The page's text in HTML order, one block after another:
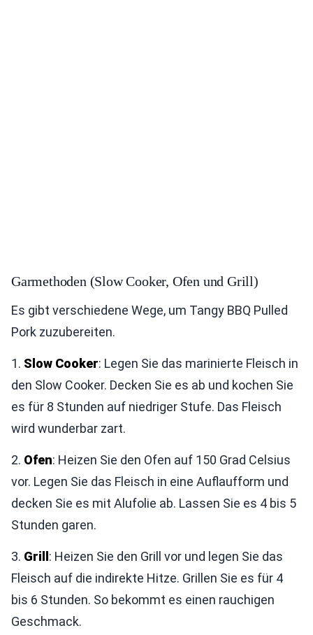
Garmethoden (Slow Cooker, Ofen und Grill)
Es gibt verschiedene Wege, um Tangy BBQ Pulled
Pork zuzubereiten.
1. Slow Cooker: Legen Sie das marinierte Fleisch in
den Slow Cooker. Decken Sie es ab und kochen Sie
es für 8 Stunden auf niedriger Stufe. Das Fleisch
wird wunderbar zart.
2. Ofen: Heizen Sie den Ofen auf 150 Grad Celsius
vor. Legen Sie das Fleisch in eine Auflaufform und
decken Sie es mit Alufolie ab. Lassen Sie es 4 bis 5
Stunden garen.
3. Grill : Heizen Sie den Grill vor und legen Sie das
Fleisch auf die indirekte Hitze. Grillen Sie es für 4
bis 6 Stunden. So bekommt es einen rauchigen
Geschmack.